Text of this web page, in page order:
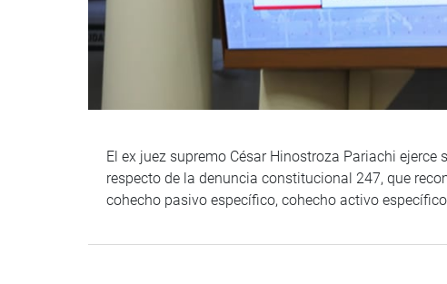
El ex juez supremo César Hinostroza Pariachi
respecto de la denuncia constitucional 247, que
cohecho pasivo específico, cohecho activo